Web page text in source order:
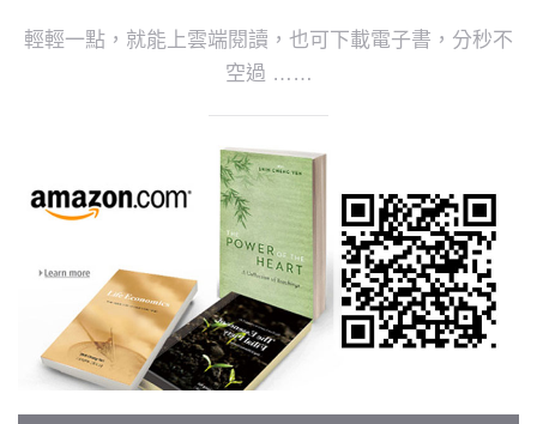
輕輕一點，就能上雲端閱讀，也可下載電子書，分秒不
空過 ……